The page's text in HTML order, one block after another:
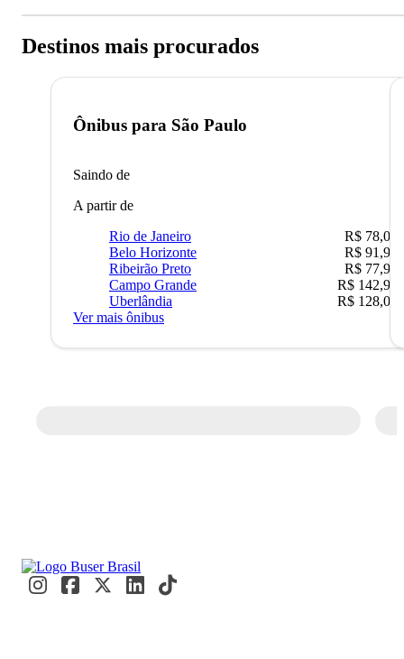
Destinos mais procurados
Ônibus para São Paulo
Saindo de
A partir de
Rio de Janeiro
R$ 78,02
Belo Horizonte
R$ 91,90
Ribeirão Preto
R$ 77,90
Campo Grande
R$ 142,90
Uberlândia
R$ 128,05
Ver mais ônibus